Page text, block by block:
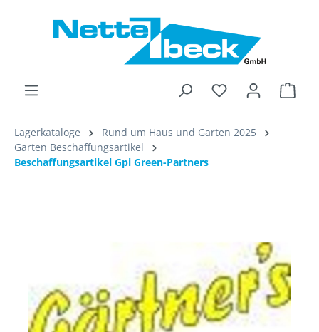
Lagerkataloge
Rund um Haus und Garten 2025
Garten Beschaffungsartikel
Beschaffungsartikel Gpi Green-Partners